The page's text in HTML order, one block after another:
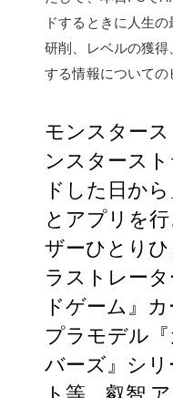
ドするときに人生
研削、レベルの獲
する情報についての
モンスター
ンスタース
ドした日か
とアプリを
ザーひとり
ラストレー
ドゲーム』
プラモデル
バーズ』シ
ト等＿叡智